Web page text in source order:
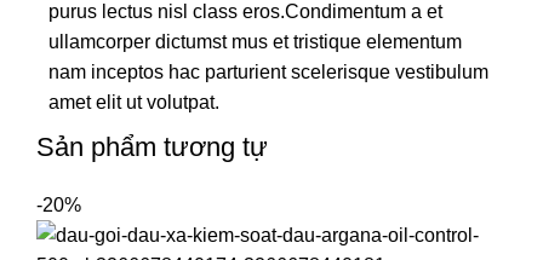
purus lectus nisl class eros.Condimentum a et
ullamcorper dictumst mus et tristique elementum
nam inceptos hac parturient scelerisque vestibulum
amet elit ut volutpat.
Sản phẩm tương tự
-20%